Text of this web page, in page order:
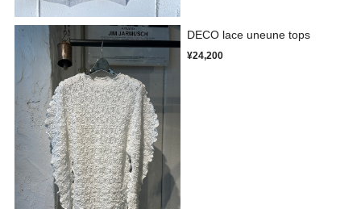
DECO lace uneune tops
¥24,200